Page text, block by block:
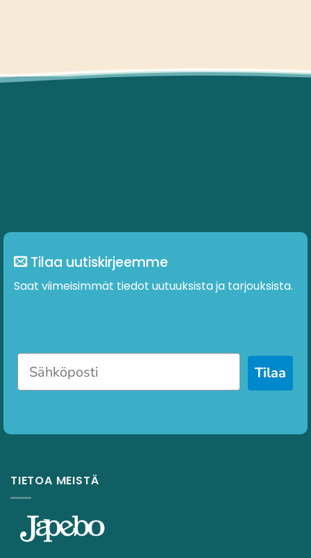
Tilaa uutiskirjeemme
Saat viimeisimmät tiedot uutuuksista ja tarjouksista.
Tilaa
TIETOA MEISTÄ